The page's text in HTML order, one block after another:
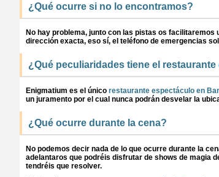
¿Qué ocurre si no lo encontramos?
No hay problema, junto con las pistas os
dirección exacta, eso sí, el teléfono de emergencias
¿Qué peculiaridades tiene el
Enigmatium es el único restaurante espectáculo en
un juramento por el cual nunca podrán desvelar la
¿Qué ocurre durante la cena?
No podemos decir nada de lo que ocurre durante la
adelantaros que podréis disfrutar de shows de magia
tendréis que resolver.